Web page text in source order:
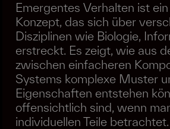
Emergentes Verhalten ist
Konzept, das sich über
Disziplinen wie Biologie,
erstreckt. Es zeigt, wie aus
zwischen einfacheren
Systems komplexe Muster
Eigenschaften entstehen
offensichtlich sind, wenn
individuellen Teile betrachtet.